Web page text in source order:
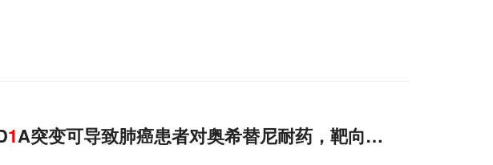
1A突变可导致肺癌患者对奥希替尼耐药，靶向抑制WEE